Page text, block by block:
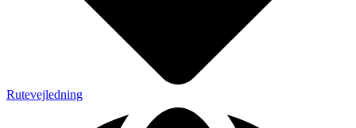
Rutevejledning